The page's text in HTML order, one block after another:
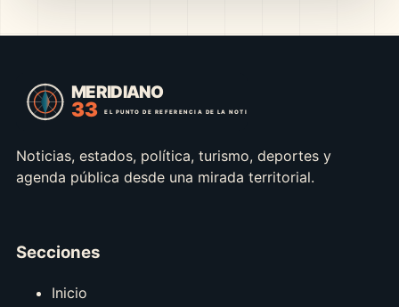
Noticias, estados, política, turismo, deportes y
agenda pública desde una mirada territorial.
Secciones
Inicio